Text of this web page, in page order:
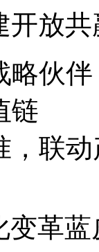
开放
伙伴
链
，联
变革蓝